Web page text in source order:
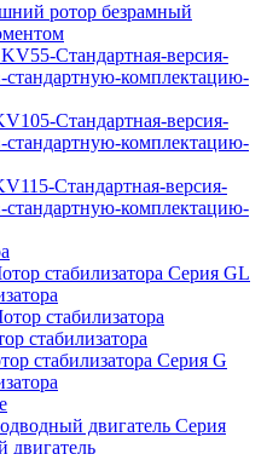
ротор безрамный
Стандартная-версия-
стандартную-комплектацию-
Стандартная-версия-
стандартную-комплектацию-
Стандартная-версия-
стандартную-комплектацию-
Серия GL
стабилизатора
стабилизатора
Серия G
Серия
двигатель